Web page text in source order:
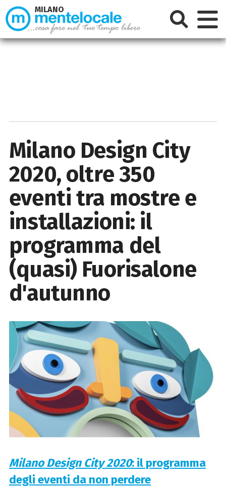
Milano Design City
2020, oltre 350
eventi tra mostre e
installazioni: il
programma del
(quasi) Fuorisalone
d'autunno
Milano Design City 2020: il programma
degli eventi da non perdere
MILANO